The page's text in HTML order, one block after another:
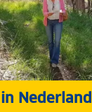
Nederland